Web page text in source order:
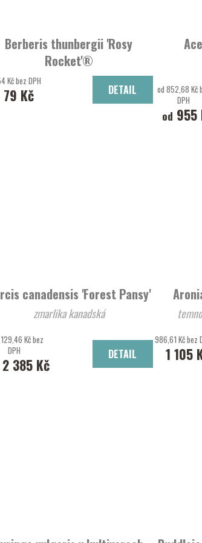
Berberis thunbergii 'Rosy
Rocket'®
dřišťál thunbergův 'Rosy Rocket'®
Kč bez DPH
79 Kč DETAIL
od 852,68 Kč
DPH
od 955
canadensis 'Forest Pansy'
zmarlika kanadská
Kč bez
DPH
385 Kč
DETAIL
986,61 Kč bez
1 105